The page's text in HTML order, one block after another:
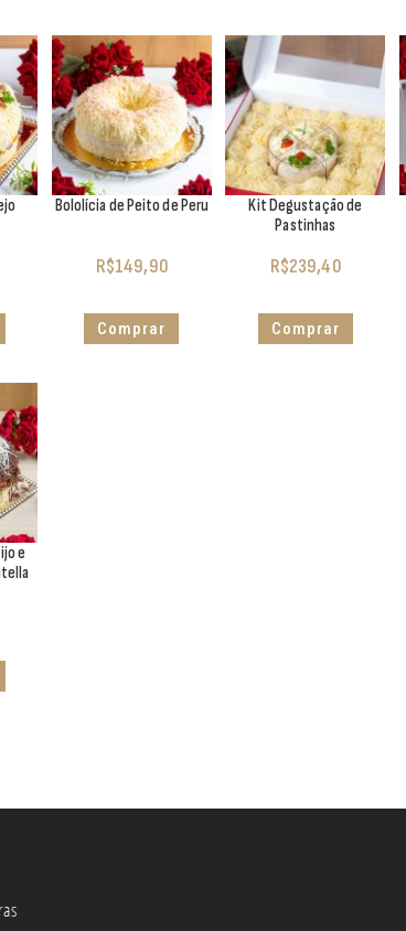
Bololícia de Peito de Peru
R$149,90
Comprar
Kit Degustação de
Pastinhas
R$239,40
Comprar
e